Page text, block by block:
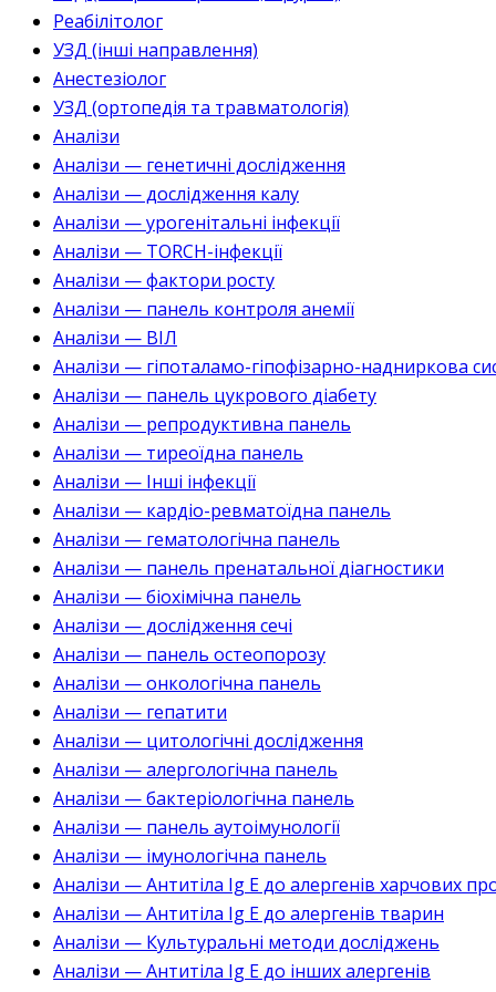
Реабілітолог
УЗД (інші направлення)
Анестезіолог
УЗД (ортопедія та травматологія)
Аналізи
Аналізи — генетичні дослідження
Аналізи — дослідження калу
Аналізи — урогенітальні інфекції
Аналізи — TORCH-інфекції
Аналізи — фактори росту
Аналізи — панель контроля анемії
Аналізи — ВІЛ
Аналізи — гіпоталамо-гіпофізарно-надниркова
Аналізи — панель цукрового діабету
Аналізи — репродуктивна панель
Аналізи — тиреоїдна панель
Аналізи — Інші інфекції
Аналізи — кардіо-ревматоїдна панель
Аналізи — гематологічна панель
Аналізи — панель пренатальної діагностики
Аналізи — біохімічна панель
Аналізи — дослідження сечі
Аналізи — панель остеопорозу
Аналізи — онкологічна панель
Аналізи — гепатити
Аналізи — цитологічні дослідження
Аналізи — алергологічна панель
Аналізи — бактеріологічна панель
Аналізи — панель аутоімунології
Аналізи — імунологічна панель
Аналізи — Антитіла Ig E до алергенів харчових
Аналізи — Антитіла Ig E до алергенів тварин
Аналізи — Культуральні методи досліджень
Аналізи — Антитіла Ig E до інших алергенів